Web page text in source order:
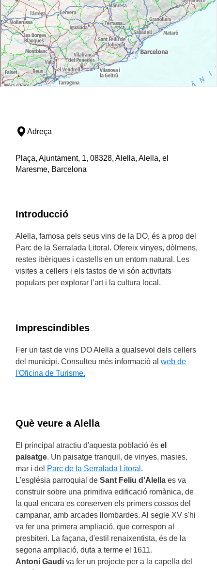
Adreça
Plaça, Ajuntament, 1, 08328, Alella, Alella, el
Maresme, Barcelona
Introducció
Alella, famosa pels seus vins de la DO, és a prop del
Parc de la Serralada Litoral. Ofereix vinyes, dòlmens,
restes ibèriques i castells en un entorn natural. Les
visites a cellers i els tastos de vi són activitats
populars per explorar l’art i la cultura local.
Imprescindibles
Fer un tast de vins DO Alella a qualsevol dels cellers
del municipi. Consulteu més informació al web de
l'Oficina de Turisme.
Què veure a Alella
El principal atractiu d'aquesta població és el
paisatge. Un paisatge tranquil, de vinyes, masies,
mar i del Parc de la Serralada Litoral .
L'església parroquial de Sant Feliu d'Alella es va
construir sobre una primitiva edificació romànica, de
la qual encara es conserven els primers cossos del
campanar, amb arcades llombardes. Al segle XV s'hi
va fer una primera ampliació, que correspon al
presbiteri. La façana, d'estil renaixentista, és de la
segona ampliació, duta a terme el 1611.
Antoni Gaudí va fer un projecte per a la capella del